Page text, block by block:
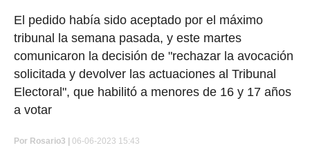
El pedido había sido aceptado por el máximo
tribunal la semana pasada, y este martes
comunicaron la decisión de "rechazar la avocación
solicitada y devolver las actuaciones al Tribunal
Electoral", que habilitó a menores de 16 y 17 años
a votar
Por Rosario3 | 06-06-2023 15:43